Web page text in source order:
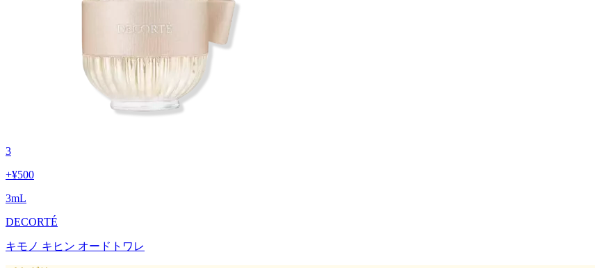
3
+¥500
3mL
DECORTÉ
キモノ キヒン オードトワレ